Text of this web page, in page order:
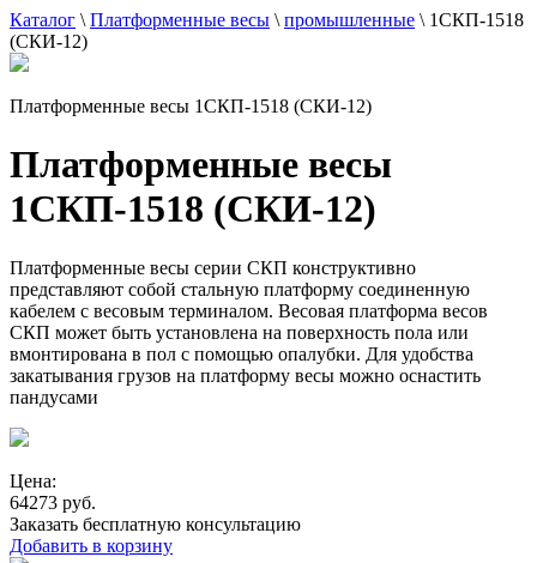
Каталог \ Платформенные весы \ промышленные \ 1СКП-1518
(СКИ-12)
Платформенные весы 1СКП-1518 (СКИ-12)
Платформенные весы
1СКП-1518 (СКИ-12)
Платформенные весы серии СКП конструктивно
представляют собой стальную платформу соединенную
кабелем с весовым терминалом. Весовая платформа весов
СКП может быть установлена на поверхность пола или
вмонтирована в пол с помощью опалубки. Для удобства
закатывания грузов на платформу весы можно оснастить
пандусами
Цена:
64273 руб.
Заказать бесплатную консультацию
Добавить в корзину